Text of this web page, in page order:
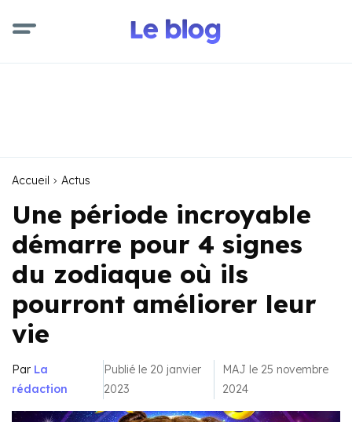
Accueil Actus
Une période incroyable
démarre pour 4 signes
du zodiaque où ils
pourront améliorer leur
vie
Par La
rédaction
Publié le 20 janvier
2023
MAJ le 25 novembre
2024